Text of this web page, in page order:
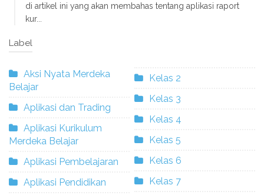
di artikel ini yang akan membahas tentang aplikasi raport
kur...
Label
Aksi Nyata Merdeka
Belajar
Aplikasi dan Trading
Aplikasi Kurikulum
Merdeka Belajar
Aplikasi Pembelajaran
Aplikasi Pendidikan
Kelas 2
Kelas 3
Kelas 4
Kelas 5
Kelas 6
Kelas 7